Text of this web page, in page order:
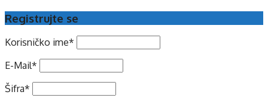
Registrujte se
Korisničko ime*
E-Mail*
Šifra*